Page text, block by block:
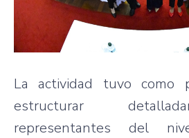
La actividad tuvo como
estructurar
representantes del